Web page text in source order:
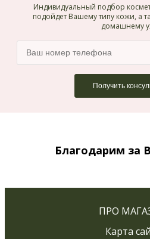
Индивидуальный подбор
подойдет Вашему типу кожи, а
домашнему
Благодарим за
ПРО
Карта